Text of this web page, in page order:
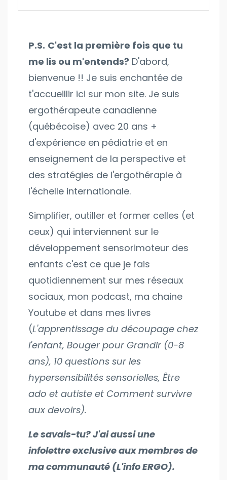
P.S. C'est la première fois que tu
me lis ou m'entends? D'abord,
bienvenue !! Je suis enchantée de
t'accueillir ici sur mon site. Je suis
ergothérapeute canadienne
(québécoise) avec 20 ans +
d'expérience en pédiatrie et en
enseignement de la perspective et
des stratégies de l'ergothérapie à
l'échelle internationale.
Simplifier, outiller et former celles (et
ceux) qui interviennent sur le
développement sensorimoteur des
enfants c'est ce que je fais
quotidiennement sur mes réseaux
sociaux, mon podcast, ma chaine
Youtube et dans mes livres
(L'apprentissage du découpage chez
l'enfant, Bouger pour Grandir (0-8
ans), 10 questions sur les
hypersensibilités sensorielles, Être
ado et autiste et Comment survivre
aux devoirs).
Le savais-tu? J'ai aussi une
infolettre exclusiveaux membres de
ma communauté (L'info ERGO).